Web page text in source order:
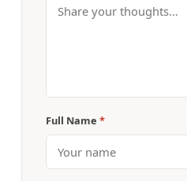
Full Name *